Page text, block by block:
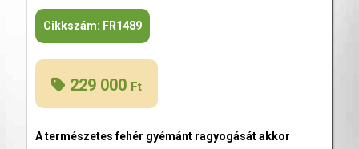
Cikkszám: FR1489
229 000 Ft
A természetes fehér gyémánt ragyogását akkor